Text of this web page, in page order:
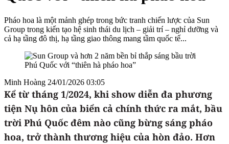
Pháo hoa là một mảnh ghép trong bức tranh chiến lược của Sun
Group trong kiến tạo hệ sinh thái du lịch – giải trí – nghỉ dưỡng và
cả hạ tầng đô thị, hạ tầng giao thông mang tầm quốc tế...
Minh Hoàng 24/01/2026 03:05
Kể từ tháng 1/2024, khi show diễn đa phương
tiện Nụ hôn của biển cả chính thức ra mắt, bầu
trời Phú Quốc đêm nào cũng bừng sáng pháo
hoa, trở thành thương hiệu của hòn đảo. Hơn